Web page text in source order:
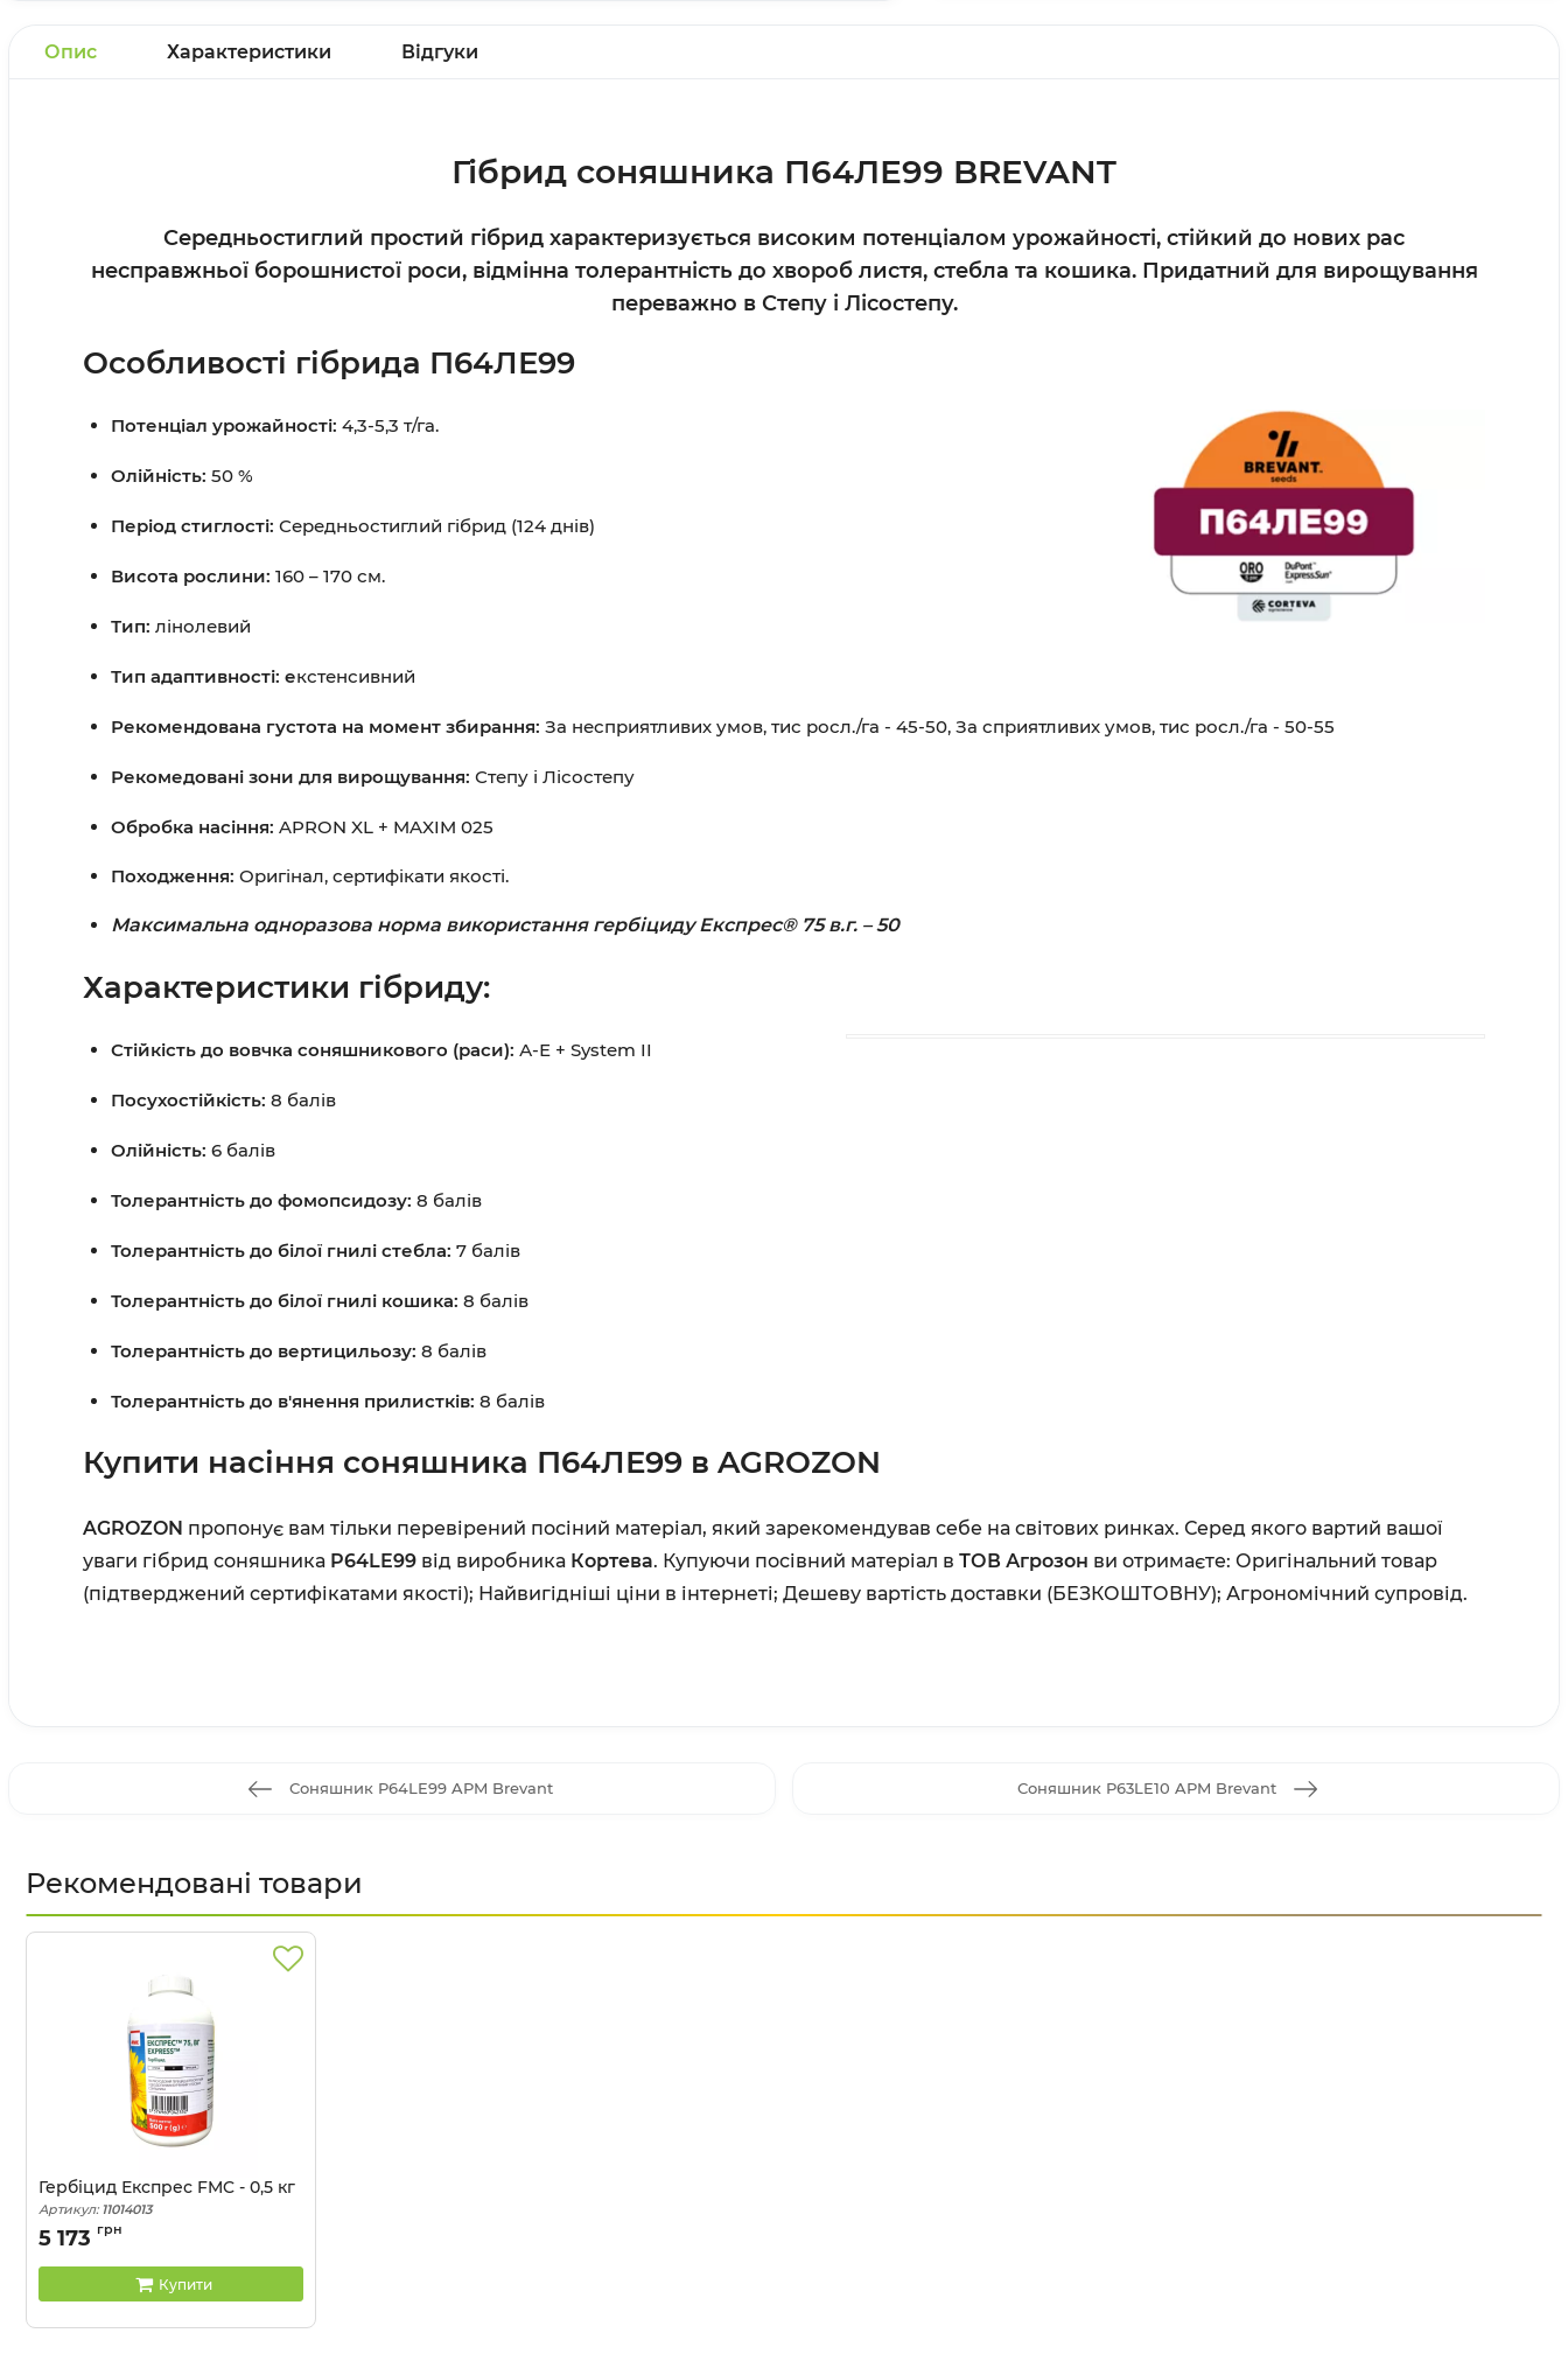
Опис Характеристики Відгуки
Гібрид соняшника П64ЛЕ99 BREVANT
Середньостиглий простий гібрид характеризується високим потенціалом урожайності, стійкий до нових рас
несправжньої борошнистої роси, відмінна толерантність до хвороб листя, стебла та кошика. Придатний для вирощування
переважно в Степу і Лісостепу.
Особливості гібрида П64ЛЕ99
Потенціал урожайності: 4,3-5,3 т/га.
Олійність: 50 %
Період стиглості: Середньостиглий гібрид (124 днів)
Висота рослини: 160 – 170 см.
Тип: лінолевий
Тип адаптивності: екстенсивний
Рекомендована густота на момент збирання: За несприятливих умов, тис росл./га - 45-50, За сприятливих умов, тис росл./га - 50-55
Рекомедовані зони для вирощування: Степу і Лісостепу
Обробка насіння: APRON XL + MAXIM 025
Походження: Оригінал, сертифікати якості.
Максимальна одноразова норма використання гербіциду Експрес® 75 в.г. – 50
Характеристики гібриду:
Стійкість до вовчка соняшникового (раси): А-Е + System II
Посухостійкість: 8 балів
Олійність: 6 балів
Толерантність до фомопсидозу: 8 балів
Толерантність до білої гнилі стебла: 7 балів
Толерантність до білої гнилі кошика: 8 балів
Толерантність до вертицильозу: 8 балів
Толерантність до в'янення прилистків: 8 балів
Купити насіння соняшника П64ЛЕ99 в AGROZON
AGROZON пропонує вам тільки перевірений посіний матеріал, який зарекомендував себе на світових ринках. Серед якого вартий вашої
уваги гібрид соняшника P64LE99 від виробника Кортева. Купуючи посівний матеріал в ТОВ Агрозон ви отримаєте: Оригінальний товар
(підтверджений сертифікатами якості); Найвигідніші ціни в інтернеті; Дешеву вартість доставки (БЕЗКОШТОВНУ); Агрономічний супровід.
Соняшник P64LE99 APM Brevant Соняшник P63LE10 APM Brevant
Рекомендовані товари
Гербіцид Експрес FMC - 0,5 кг
Артикул: 11014013
5 173 грн
Купити